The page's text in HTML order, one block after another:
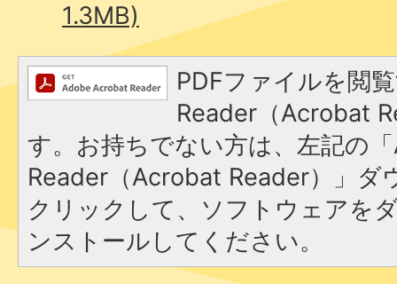
1.3MB)
PDFファイルを閲
Reader（Acrobat
す。お持ちでない方は、左記の
Reader（Acrobat Reader）」ダ
クリックして、ソフトウェアを
ンストールしてください。